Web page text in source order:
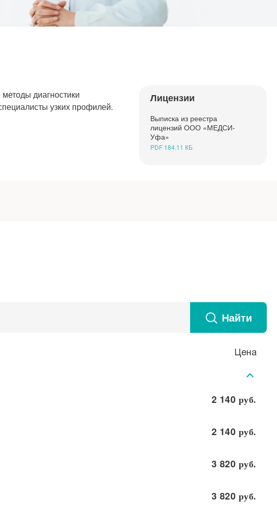
диагностики
узких профилей.
Лицензии
Выписка из реестра
лицензий ООО «МЕДСИ-
Уфа»
PDF 184.11 КБ
Найти
Цена
2 140 руб.
2 140 руб.
3 820 руб.
3 820 руб.